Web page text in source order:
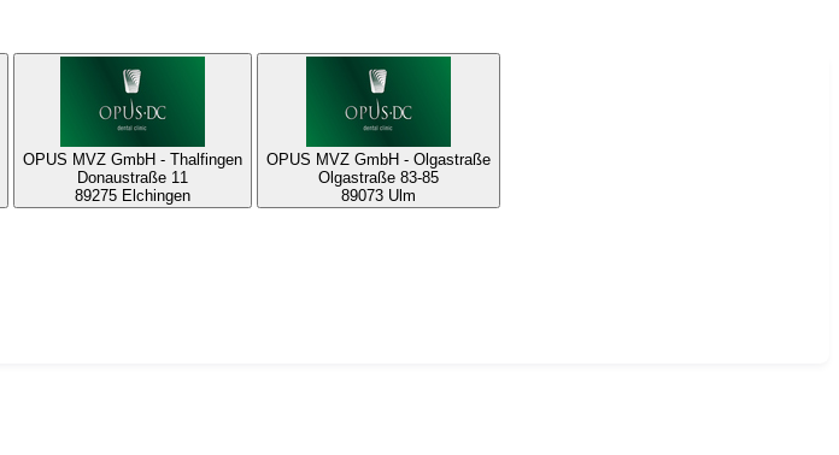
OPUS MVZ GmbH - Thalfingen
Donaustraße 11
89275 Elchingen
OPUS MVZ GmbH - Olgastraße
Olgastraße 83-85
89073 Ulm